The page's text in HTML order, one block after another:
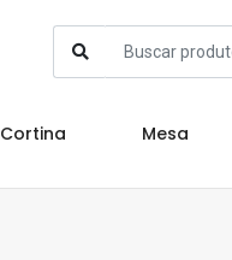
Cortina Mesa